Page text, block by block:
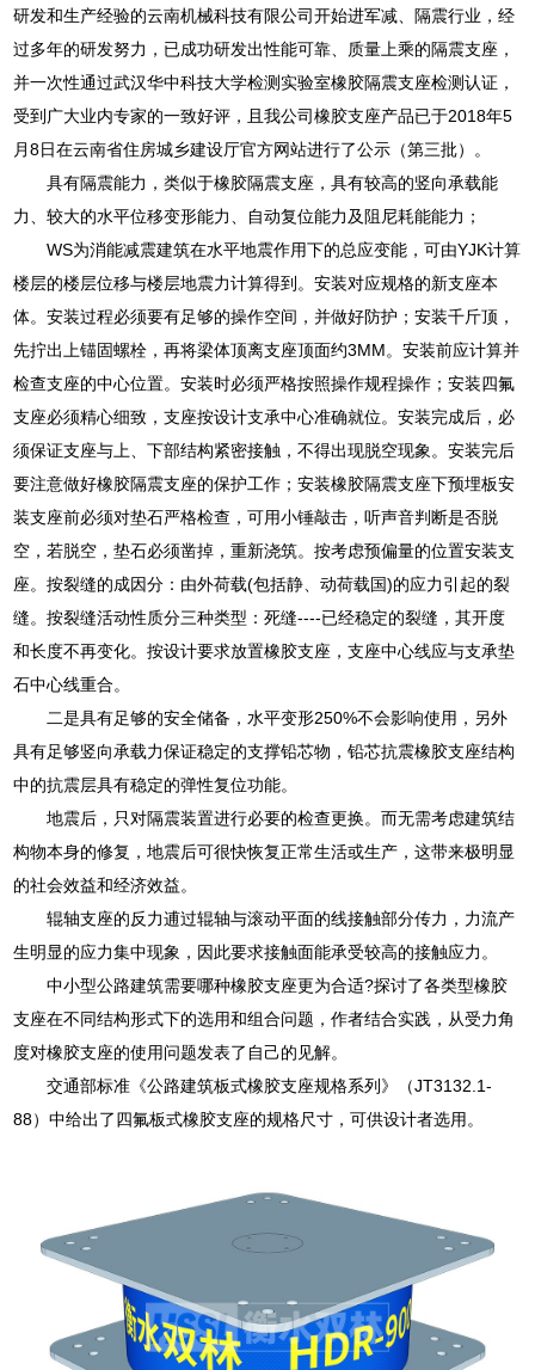
研发和生产经验的云南机械科技有限公司开始进军减、隔震行业，经
过多年的研发努力，已成功研发出性能可靠、质量上乘的隔震支座，
并一次性通过武汉华中科技大学检测实验室橡胶隔震支座检测认证，
受到广大业内专家的一致好评，且我公司橡胶支座产品已于2018年5
月8日在云南省住房城乡建设厅官方网站进行了公示（第三批）。
具有隔震能力，类似于橡胶隔震支座，具有较高的竖向承载能
力、较大的水平位移变形能力、自动复位能力及阻尼耗能能力；
WS为消能减震建筑在水平地震作用下的总应变能，可由YJK计算
楼层的楼层位移与楼层地震力计算得到。安装对应规格的新支座本
体。安装过程必须要有足够的操作空间，并做好防护；安装千斤顶，
先拧出上锚固螺栓，再将梁体顶离支座顶面约3MM。安装前应计算并
检查支座的中心位置。安装时必须严格按照操作规程操作；安装四氟
支座必须精心细致，支座按设计支承中心准确就位。安装完成后，必
须保证支座与上、下部结构紧密接触，不得出现脱空现象。安装完后
要注意做好橡胶隔震支座的保护工作；安装橡胶隔震支座下预埋板安
装支座前必须对垫石严格检查，可用小锤敲击，听声音判断是否脱
空，若脱空，垫石必须凿掉，重新浇筑。按考虑预偏量的位置安装支
座。按裂缝的成因分：由外荷载(包括静、动荷载国)的应力引起的裂
缝。按裂缝活动性质分三种类型：死缝----已经稳定的裂缝，其开度
和长度不再变化。按设计要求放置橡胶支座，支座中心线应与支承垫
石中心线重合。
二是具有足够的安全储备，水平变形250%不会影响使用，另外
具有足够竖向承载力保证稳定的支撑铅芯物，铅芯抗震橡胶支座结构
中的抗震层具有稳定的弹性复位功能。
地震后，只对隔震装置进行必要的检查更换。而无需考虑建筑结
构物本身的修复，地震后可很快恢复正常生活或生产，这带来极明显
的社会效益和经济效益。
辊轴支座的反力逋过辊轴与滚动平面的线接触部分传力，力流产
生明显的应力集中现象，因此要求接触面能承受较高的接触应力。
中小型公路建筑需要哪种橡胶支座更为合适?探讨了各类型橡胶
支座在不同结构形式下的选用和组合问题，作者结合实践，从受力角
度对橡胶支座的使用问题发表了自己的见解。
交通部标准《公路建筑板式橡胶支座规格系列》（JT3132.1-
88）中给出了四氟板式橡胶支座的规格尺寸，可供设计者选用。